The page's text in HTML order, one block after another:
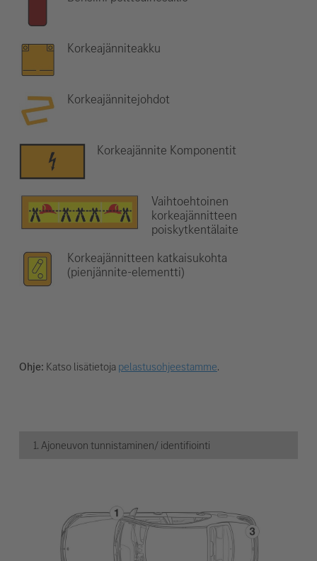
Korkeajänniteakku
Korkeajännitejohdot
Korkeajännite Komponentit
Vaihtoehtoinen
korkeajännitteen
poiskytkentälaite
Korkeajännitteen katkaisukohta
(pienjännite-elementti)
Ohje: Katso lisätietojapelastusohjeestamme.
1. Ajoneuvon tunnistaminen/ identifiointi